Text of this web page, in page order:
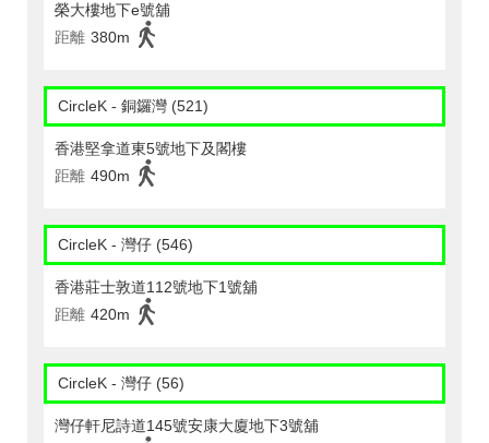
榮大樓地下e號舖
距離 380m
CircleK - 銅鑼灣 (521)
香港堅拿道東5號地下及閣樓
距離 490m
CircleK - 灣仔 (546)
香港莊士敦道112號地下1號舖
距離 420m
CircleK - 灣仔 (56)
灣仔軒尼詩道145號安康大廈地下3號舖